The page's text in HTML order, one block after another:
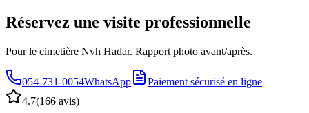
Réservez une visite professionnelle
Pour le cimetière Nvh Hadar. Rapport photo avant/après.
054-731-0054WhatsApp
Paiement sécurisé en ligne
4.7(166 avis)